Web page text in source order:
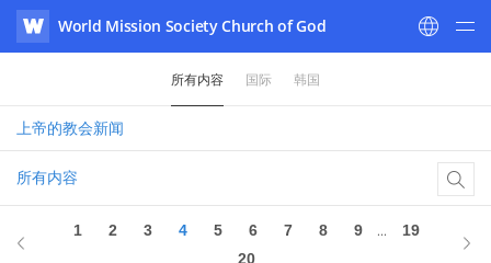
WATV
World Mission Society Church of God
所有内容 国际 韩国
上帝的教会新闻
所有内容
1 2 3 4 5 6 7 8 9 ...
19
20